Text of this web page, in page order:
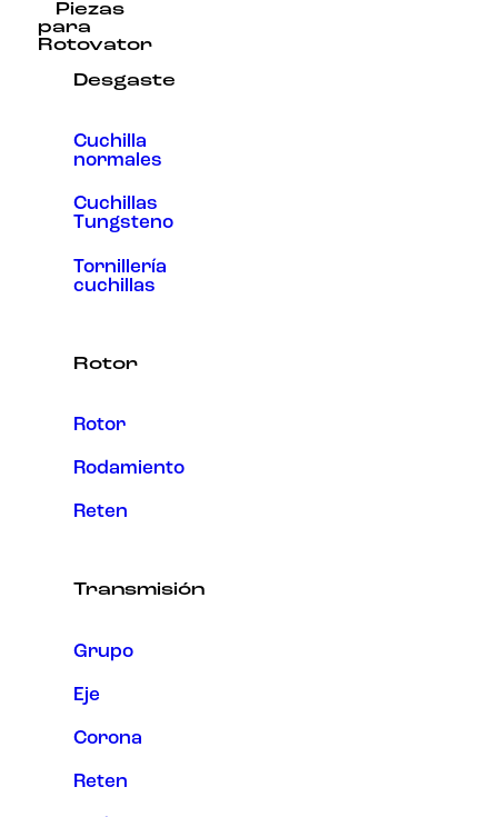
Piezas
para
Rotovator
Desgaste
Cuchilla
normales
Cuchillas
Tungsteno
Tornillería
cuchillas
Rotor
Rotor
Rodamiento
Reten
Transmisión
Grupo
Eje
Corona
Reten